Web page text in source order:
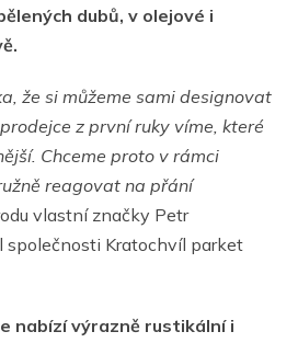
dubů, v olejové i
že si můžeme sami designovat
z první ruky víme, které
Chceme proto v rámci
reagovat na přání
vlastní značky Petr
společnosti Kratochvíl parket
nabízí výrazně rustikální i